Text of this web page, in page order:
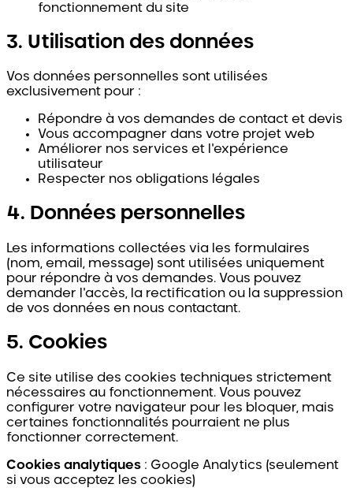
fonctionnement du site
3. Utilisation des données
Vos données personnelles sont utilisées
exclusivement pour :
Répondre à vos demandes de contact et devis
Vous accompagner dans votre projet web
Améliorer nos services et l'expérience
utilisateur
Respecter nos obligations légales
4. Données personnelles
Les informations collectées via les formulaires
(nom, email, message) sont utilisées uniquement
pour répondre à vos demandes. Vous pouvez
demander l'accès, la rectification ou la suppression
de vos données en nous contactant.
5. Cookies
Ce site utilise des cookies techniques strictement
nécessaires au fonctionnement. Vous pouvez
configurer votre navigateur pour les bloquer, mais
certaines fonctionnalités pourraient ne plus
fonctionner correctement.
Cookies analytiques : Google Analytics (seulement
si vous acceptez les cookies)